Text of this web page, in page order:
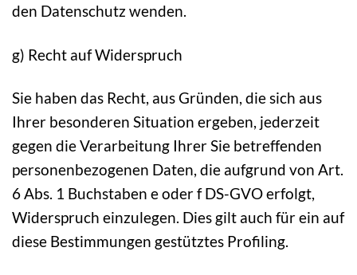
den Datenschutz wenden.
g) Recht auf Widerspruch
Sie haben das Recht, aus Gründen, die sich aus
Ihrer besonderen Situation ergeben, jederzeit
gegen die Verarbeitung Ihrer Sie betreffenden
personenbezogenen Daten, die aufgrund von Art.
6 Abs. 1 Buchstaben e oder f DS-GVO erfolgt,
Widerspruch einzulegen. Dies gilt auch für ein auf
diese Bestimmungen gestütztes Profiling.